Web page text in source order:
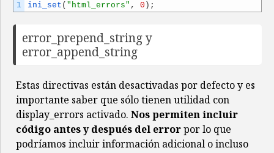
1 ini_set ( "html_errors" , 0 ) ;
error_prepend_string y
error_append_string
Estas directivas están desactivadas por defecto y es
importante saber que sólo tienen utilidad con
display_errors activado. Nos permiten incluir
código antes y después del errorpor lo que
podríamos incluir información adicional o incluso